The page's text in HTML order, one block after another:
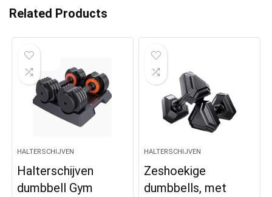
Related Products
HALTERSCHIJVEN
Halterschijven
dumbbell Gym
HALTERSCHIJVEN
Zeshoekige
dumbbells, met